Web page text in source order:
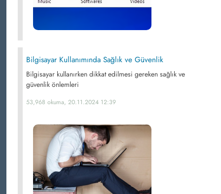
Bilgisayar Kullanımında Sağlık ve Güvenlik
Bilgisayar kullanırken dikkat edilmesi gereken sağlık ve
güvenlik önlemleri
53,968 okuma, 20.11.2024 12:39